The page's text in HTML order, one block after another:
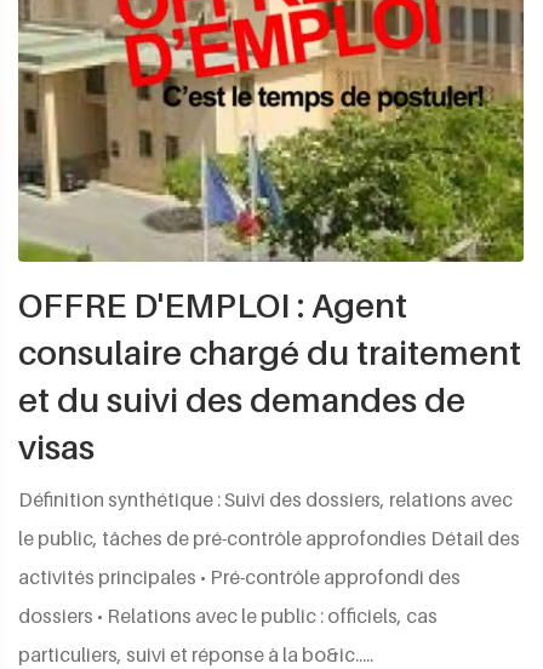
OFFRE D'EMPLOI : Agent
consulaire chargé du traitement
et du suivi des demandes de
visas
Définition synthétique : Suivi des dossiers, relations avec
le public, tâches de pré-contrôle approfondies Détail des
activités principales • Pré-contrôle approfondi des
dossiers • Relations avec le public : officiels, cas
particuliers, suivi et réponse à la bo&ic.....